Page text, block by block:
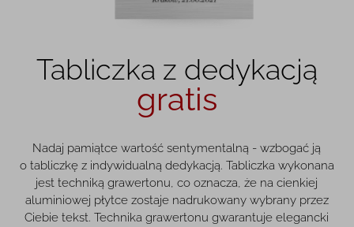
Tabliczka z dedykacją
gratis
Nadaj pamiątce wartość sentymentalną - wzbogać ją
o tabliczkę z indywidualną dedykacją. Tabliczka wykonana
jest techniką grawertonu, co oznacza, że na cienkiej
aluminiowej płytce zostaje nadrukowany wybrany przez
Ciebie tekst. Technika grawertonu gwarantuje elegancki